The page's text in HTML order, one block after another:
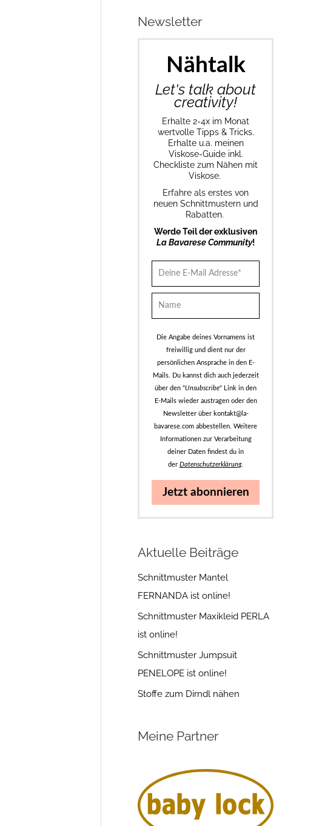
Newsletter
Nähtalk
Let's talk about
creativity!
Erhalte 2-4x im Monat
wertvolle Tipps & Tricks.
Erhalte u.a. meinen
Viskose-Guide inkl.
Checkliste zum Nähen mit
Viskose.
Erfahre als erstes von
neuen Schnittmustern und
Rabatten.
Werde Teil der exklusiven
La Bavarese Community!
Die Angabe deines Vornamens ist
freiwillig und dient nur der
persönlichen Ansprache in den E-
Mails. Du kannst dich auch jederzeit
über den "Unsubscribe" Link in den
E-Mails wieder austragen oder den
Newsletter über kontakt@la-
bavarese.com abbestellen. Weitere
Informationen zur Verarbeitung
deiner Daten findest du in
der Datenschutzerklärung.
Jetzt abonnieren
Aktuelle Beiträge
Schnittmuster Mantel
FERNANDA ist online!
Schnittmuster Maxikleid PERLA
ist online!
Schnittmuster Jumpsuit
PENELOPE ist online!
Stoffe zum Dirndl nähen
Meine Partner